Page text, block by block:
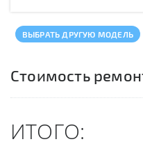
ВЫБРАТЬ ДРУГУЮ МОДЕЛЬ
Стоимость
ИТОГО: